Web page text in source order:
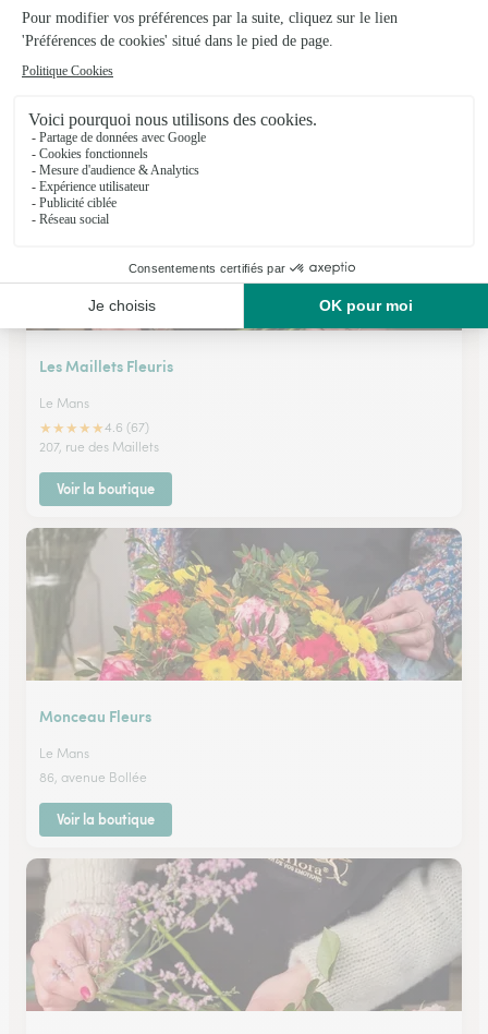
Atelier Armelle Alleton
★★★★★4.7 (254)
Voir la boutique
Les Maillets Fleuris
Le Mans
★★★★★4.6 (67)
207, rue des Maillets
Voir la boutique
Monceau Fleurs
Le Mans
86, avenue Bollée
Voir la boutique